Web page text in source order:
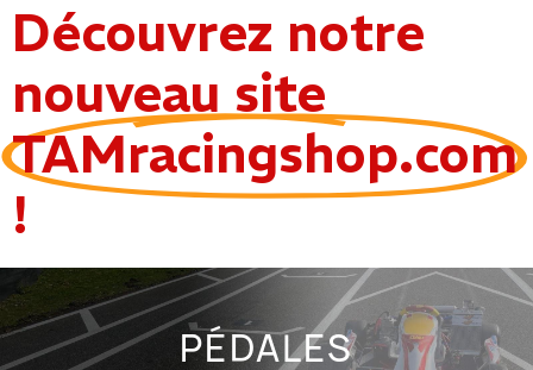
Découvrez notre
nouveau site
TAMracingshop.com
!
PÉDALES